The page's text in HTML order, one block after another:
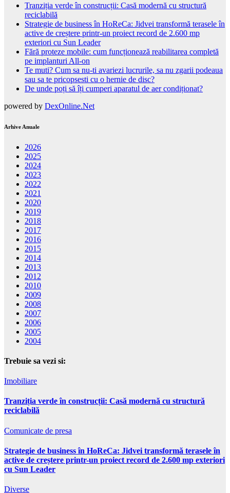
Tranziția verde în construcții: Casă modernă cu structură
reciclabilă
Strategie de business în HoReCa: Jidvei transformă terasele în
active de creștere printr-un proiect record de 2.600 mp
exteriori cu Sun Leader
Fără proteze mobile: cum funcționează reabilitarea completă
pe implanturi All-on
Te muti? Cum sa nu-ti avariezi lucrurile, sa nu zgarii podeaua
sau sa te pricopsesti cu o hernie de disc?
De unde poți să îți cumperi aparatul de aer condiționat?
powered by DexOnline.Net
Arhive Anuale
2026
2025
2024
2023
2022
2021
2020
2019
2018
2017
2016
2015
2014
2013
2012
2010
2009
2008
2007
2006
2005
2004
Trebuie sa vezi si:
Imobiliare
Tranziția verde în construcții: Casă modernă cu structură
reciclabilă
Comunicate de presa
Strategie de business în HoReCa: Jidvei transformă terasele în
active de creștere printr-un proiect record de 2.600 mp exteriori
cu Sun Leader
Diverse